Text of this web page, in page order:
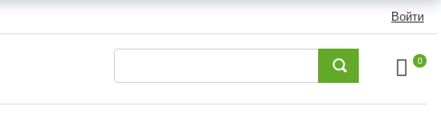
Войти
0